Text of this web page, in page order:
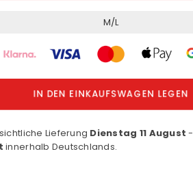
M/L
IN DEN EINKAUFSWAGEN LEGEN
Lieferung Dienstag 11 August -
innerhalb Deutschlands.